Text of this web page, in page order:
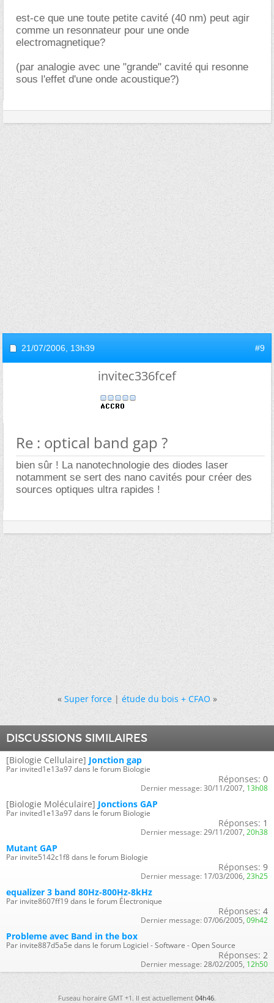
est-ce que une toute petite cavité (40 nm) peut agir
comme un resonnateur pour une onde
electromagnetique?
(par analogie avec une "grande" cavité qui resonne
sous l'effet d'une onde acoustique?)
21/07/2006, 13h39 #9
invitec336fcef
Re : optical band gap ?
bien sûr ! La nanotechnologie des diodes laser
notamment se sert des nano cavités pour créer des
sources optiques ultra rapides !
« Super force|étude du bois + CFAO »
DISCUSSIONS SIMILAIRES
[Biologie Cellulaire] Jonction gap
Par invited1e13a97 dans le forum Biologie
Réponses: 0
Dernier message: 30/11/2007, 13h08
[Biologie Moléculaire] Jonctions GAP
Par invited1e13a97 dans le forum Biologie
Réponses: 1
Dernier message: 29/11/2007, 20h38
Mutant GAP
Par invite5142c1f8 dans le forum Biologie
Réponses: 9
Dernier message: 17/03/2006, 23h25
equalizer 3 band 80Hz-800Hz-8kHz
Par invite8607ff19 dans le forum Électronique
Réponses: 4
Dernier message: 07/06/2005, 09h42
Probleme avec Band in the box
Par invite887d5a5e dans le forum Logiciel - Software - Open Source
Réponses: 2
Dernier message: 28/02/2005, 12h50
Fuseau horaire GMT +1. Il est actuellement04h46.